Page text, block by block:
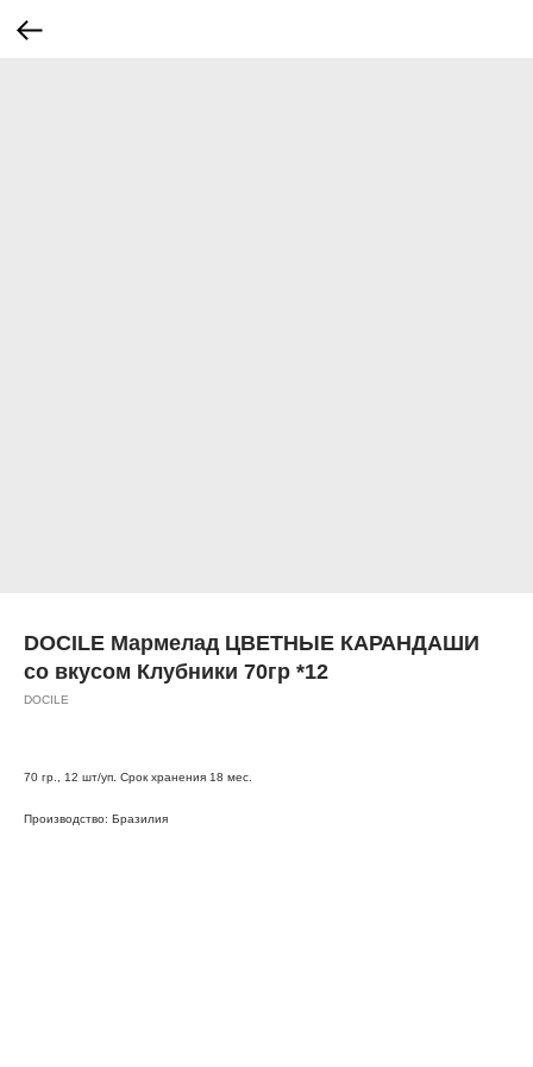
DOCILE Мармелад ЦВЕТНЫЕ КАРАНДАШИ
со вкусом Клубники 70гр *12
DOCILE
70 гр., 12 шт/уп. Срок хранения 18 мес.
Производство: Бразилия